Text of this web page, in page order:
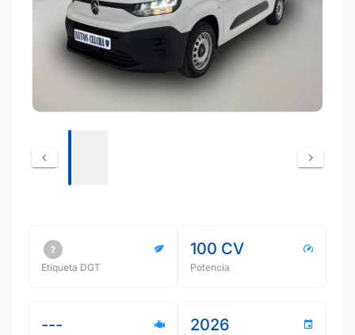
Etiqueta DGT
100 CV
Potencia
--- 2026